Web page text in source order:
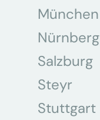
München
Nürnberg
Salzburg
Steyr
Stuttgart